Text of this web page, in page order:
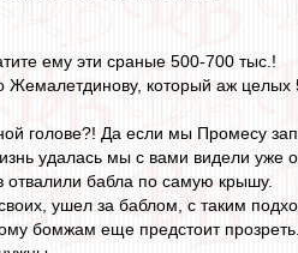
ему эти сраные 500-700 тыс.!
который аж целых
голове?! Да если мы Промесу
удалась мы с вами видели уже
отвалили бабла по самую крышу.
ушел за баблом, с таким
бомжам еще предстоит прозреть.